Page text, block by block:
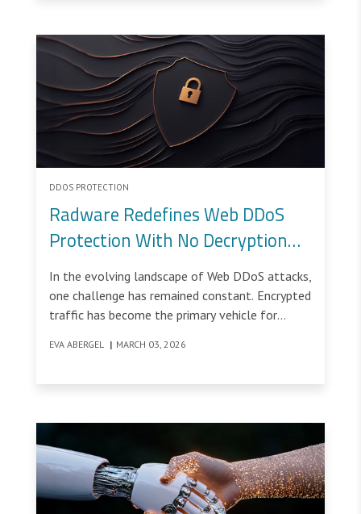
DDOS PROTECTION
Radware Redefines Web DDoS
Protection With No Decryption
Defense And Maximum Flexibility
In the evolving landscape of Web DDoS attacks,
one challenge has remained constant. Encrypted
traffic has become the primary vehicle for
rely on TLS decryption to see what is happening
EVA ABERGEL | MARCH 03, 2026